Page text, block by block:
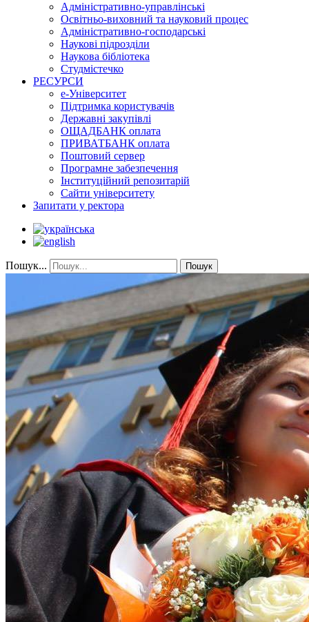
Адміністративно-управлінські
Освітньо-виховний та науковий процес
Адміністративно-господарські
Наукові підрозділи
Наукова бібліотека
Студмістечко
РЕСУРСИ
е-Університет
Підтримка користувачів
Державні закупівлі
ОЩАДБАНК оплата
ПРИВАТБАНК оплата
Поштовий сервер
Програмне забезпечення
Інституційний репозитарій
Сайти університету
Запитати у ректора
Пошук... Пошук